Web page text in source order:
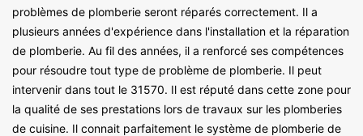
problèmes de plomberie seront réparés correctement. Il a
plusieurs années d'expérience dans l'installation et la réparation
de plomberie. Au fil des années, il a renforcé ses compétences
pour résoudre tout type de problème de plomberie. Il peut
intervenir dans tout le 31570. Il est réputé dans cette zone pour
la qualité de ses prestations lors de travaux sur les plomberies
de cuisine. Il connait parfaitement le système de plomberie de